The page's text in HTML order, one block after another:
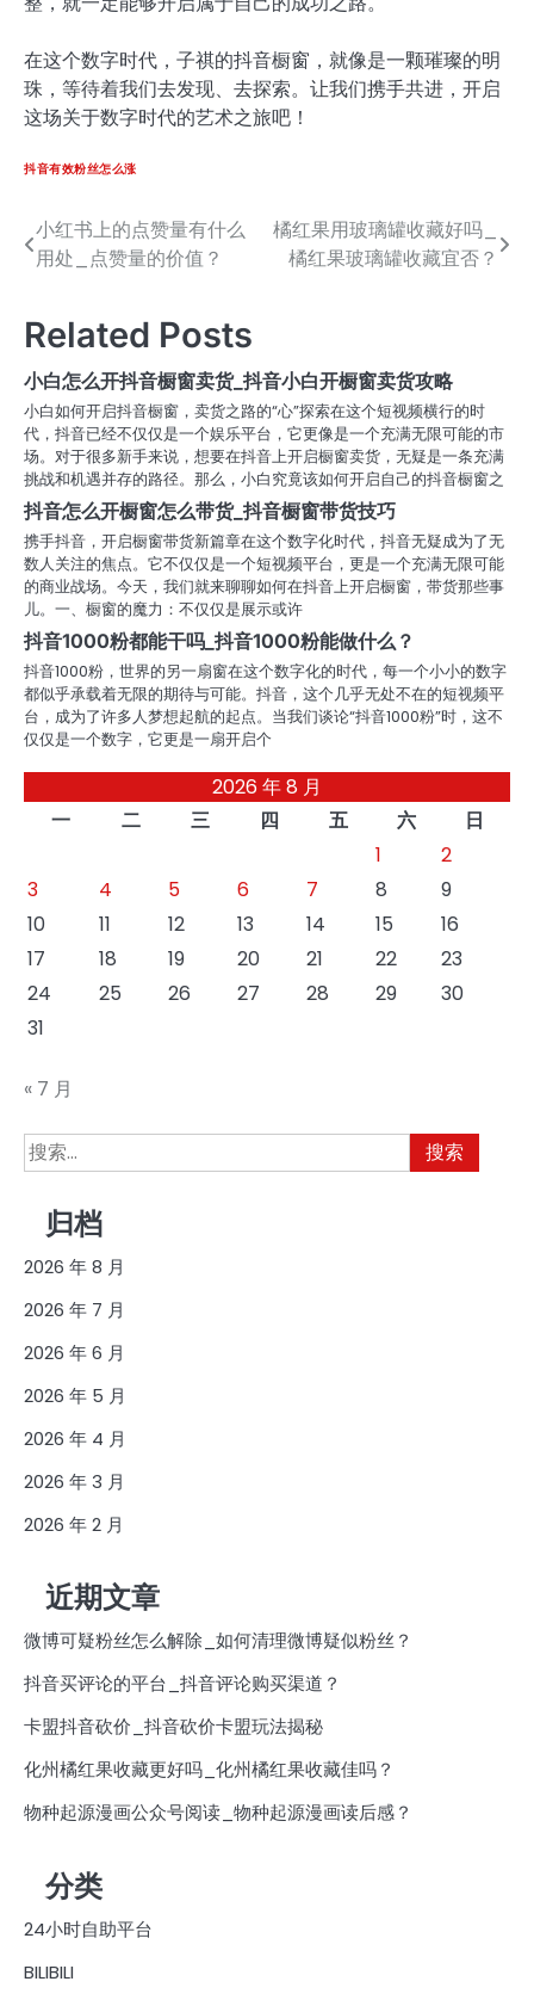
在这个数字时代，子祺的抖音橱窗，就像是一颗璀璨的明
珠，等待着我们去发现、去探索。让我们携手共进，开启
这场关于数字时代的艺术之旅吧！
抖音有效粉丝怎么涨
文
章
导
航
小红书上的点赞量有什么
用处_点赞量的价值？
橘红果用玻璃罐收藏好吗_
橘红果玻璃罐收藏宜否？
Related Posts
小白怎么开抖音橱窗卖货_抖音小白开橱窗卖货攻略
小白如何开启抖音橱窗，卖货之路的“心”探索在这个短视频横行的时
代，抖音已经不仅仅是一个娱乐平台，它更像是一个充满无限可能的市
场。对于很多新手来说，想要在抖音上开启橱窗卖货，无疑是一条充满
挑战和机遇并存的路径。那么，小白究竟该如何开启自己的抖音橱窗之
抖音怎么开橱窗怎么带货_抖音橱窗带货技巧
携手抖音，开启橱窗带货新篇章在这个数字化时代，抖音无疑成为了无
数人关注的焦点。它不仅仅是一个短视频平台，更是一个充满无限可能
的商业战场。今天，我们就来聊聊如何在抖音上开启橱窗，带货那些事
儿。一、橱窗的魔力：不仅仅是展示或许
抖音1000粉都能干吗_抖音1000粉能做什么？
抖音1000粉，世界的另一扇窗在这个数字化的时代，每一个小小的数字
都似乎承载着无限的期待与可能。抖音，这个几乎无处不在的短视频平
台，成为了许多人梦想起航的起点。当我们谈论“抖音1000粉”时，这不
仅仅是一个数字，它更是一扇开启个
2026 年 8 月
一
二 三 四 五 六
日
1
2
3
4 5 6 7 8
9
10
11 12 13 14 15
16
17
18 19 20 21 22
23
24
25 26 27 28 29
30
31
« 7 月
搜
索：
归档
2026 年 8 月
2026 年 7 月
2026 年 6 月
2026 年 5 月
2026 年 4 月
2026 年 3 月
2026 年 2 月
近期文章
微博可疑粉丝怎么解除_如何清理微博疑似粉丝？
抖音买评论的平台_抖音评论购买渠道？
卡盟抖音砍价_抖音砍价卡盟玩法揭秘
化州橘红果收藏更好吗_化州橘红果收藏佳吗？
物种起源漫画公众号阅读_物种起源漫画读后感？
分类
24小时自助平台
BILIBILI